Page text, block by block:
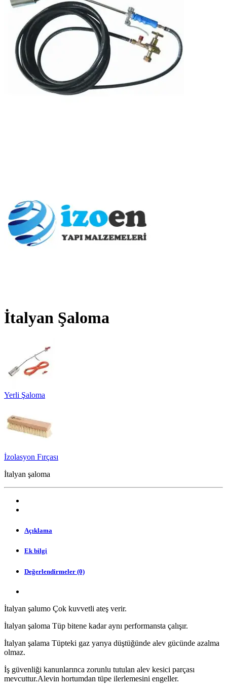
İtalyan Şaloma
Yerli Şaloma
İzolasyon Fırçası
İtalyan şaloma
Açıklama
Ek bilgi
Değerlendirmeler (0)
İtalyan şalumo Çok kuvvetli ateş verir.
İtalyan şaloma Tüp bitene kadar aynı performansta çalışır.
İtalyan şalama Tüpteki gaz yarıya düştüğünde alev gücünde azalma
olmaz.
İş güvenliği kanunlarınca zorunlu tutulan alev kesici parçası
mevcuttur.Alevin hortumdan tüpe ilerlemesini engeller.